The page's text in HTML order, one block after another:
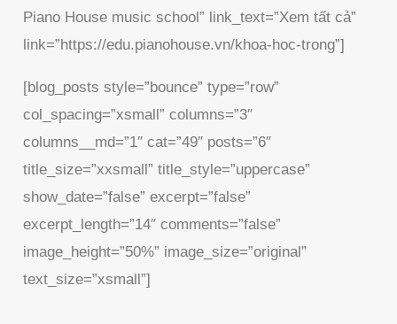
Piano House music school” link_text=”Xem tất cả”
link=”https://edu.pianohouse.vn/khoa-hoc-trong”]
[blog_posts style=”bounce” type=”row”
col_spacing=”xsmall” columns=”3″
columns__md=”1″ cat=”49″ posts=”6″
title_size=”xxsmall” title_style=”uppercase”
show_date=”false” excerpt=”false”
excerpt_length=”14″ comments=”false”
image_height=”50%” image_size=”original”
text_size=”xsmall”]